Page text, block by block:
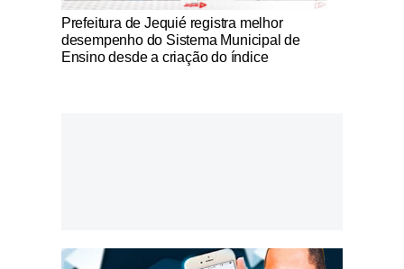
Notícias Católicas
Prefeitura de Jequié registra melhor
desempenho do Sistema Municipal de
Ensino desde a criação do índice